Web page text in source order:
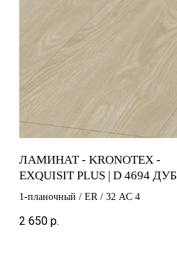
ЛАМИНАТ - KRONOTEX -
EXQUISIT PLUS | D 4694 ДУБ
МАДРИД
1-планочный / ER / 32 AC 4
2 650 р.